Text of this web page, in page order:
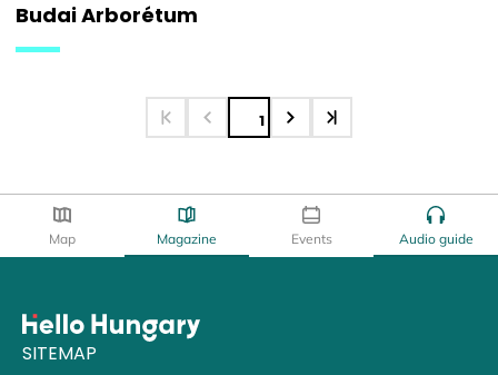
Budai Arborétum
1
Map Magazine Events Audio guide
SITEMAP